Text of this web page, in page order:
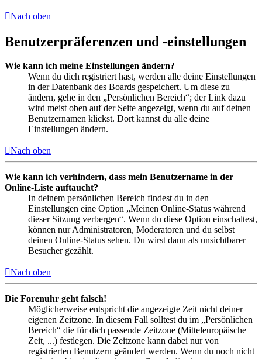
Nach oben
Benutzerpräferenzen und -einstellungen
Wie kann ich meine Einstellungen ändern?
Wenn du dich registriert hast, werden alle deine Einstellungen
in der Datenbank des Boards gespeichert. Um diese zu
ändern, gehe in den „Persönlichen Bereich“; der Link dazu
wird meist oben auf der Seite angezeigt, wenn du auf deinen
Benutzernamen klickst. Dort kannst du alle deine
Einstellungen ändern.
Nach oben
Wie kann ich verhindern, dass mein Benutzername in der
Online-Liste auftaucht?
In deinem persönlichen Bereich findest du in den
Einstellungen eine Option „Meinen Online-Status während
dieser Sitzung verbergen“. Wenn du diese Option einschaltest,
können nur Administratoren, Moderatoren und du selbst
deinen Online-Status sehen. Du wirst dann als unsichtbarer
Besucher gezählt.
Nach oben
Die Forenuhr geht falsch!
Möglicherweise entspricht die angezeigte Zeit nicht deiner
eigenen Zeitzone. In diesem Fall solltest du im „Persönlichen
Bereich“ die für dich passende Zeitzone (Mitteleuropäische
Zeit, ...) festlegen. Die Zeitzone kann dabei nur von
registrierten Benutzern geändert werden. Wenn du noch nicht